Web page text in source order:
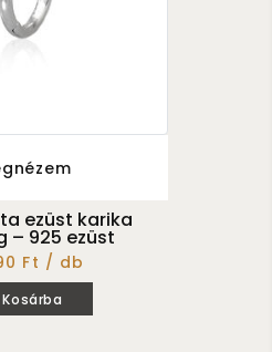
ezüst karika
– 925 ezüst
Ft / db
Kosárba